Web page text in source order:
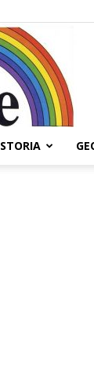
STORIA